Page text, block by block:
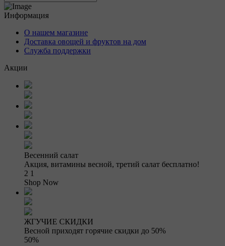
Информация
О нашем магазине
Доставка овощей и фруктов на дом
Служба поддержки
Акции
Весенний салат
Акция, витамины весной, третий салат бесплатно!
2 1
Shop Now
ЖГУЧИЕ СКИДКИ
Весной приходят горячие скидки до 50%
50%